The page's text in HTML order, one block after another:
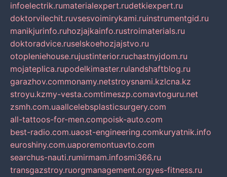
infoelectrik.rumaterialexpert.rudetkiexpert.ru
doktorvilechit.ruvsesvoimirykami.ruinstrumentgid.ru
manikjurinfo.ruhozjajkainfo.rustroimaterials.ru
doktoradvice.ruselskoehozjajstvo.ru
otopleniehouse.rujustinterior.ruchastnyjdom.ru
mojateplica.rupodelkimaster.rulandshaftblog.ru
garazhov.commonamy.netstroysnami.kzlcna.kz
stroyu.kzmy-vesta.comtimeszp.comavtoguru.net
zsmh.com.uaallcelebsplasticsurgery.com
all-tattoos-for-men.compoisk-auto.com
best-radio.com.uaost-engineering.comkuryatnik.info
euroshiny.com.uaporemontuavto.com
searchus-nauti.rumirmam.infosmi366.ru
transgazstroy.ruorgmanagement.orgyes-fitness.ru